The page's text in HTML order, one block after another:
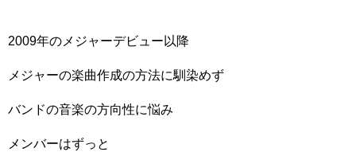
2009年のメジャーデビュー以降
メジャーの楽曲作成の方法に馴染めず
バンドの音楽の方向性に悩み
メンバーはずっと